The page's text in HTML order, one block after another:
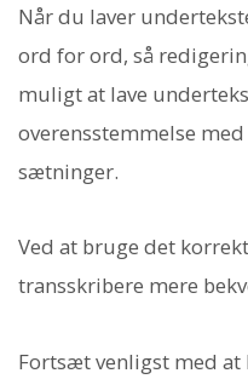
Når du laver
ord for ord, så
muligt at lave
overensstemmelse
sætninger.
Ved at bruge det
transskribere mere
Fortsæt venligst med at